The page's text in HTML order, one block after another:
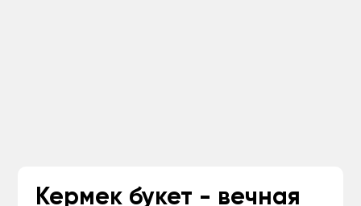
Кермек букет - вечная